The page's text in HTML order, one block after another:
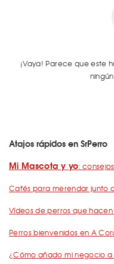
¡Vaya! Parece que este
Atajos rápidos en SrPerro
Mi Mascota y yo:
Cafés para merendar junto
Vídeos de perros que hacen
Perros bienvenidos en A
¿Cómo añado mi negocio a